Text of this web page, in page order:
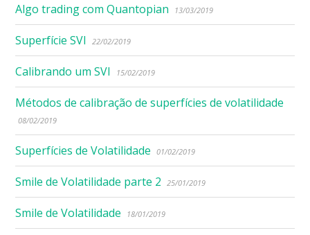
Algo trading com Quantopian 13/03/2019
Superfície SVI 22/02/2019
Calibrando um SVI 15/02/2019
Métodos de calibração de superfícies de volatilidade
08/02/2019
Superfícies de Volatilidade 01/02/2019
Smile de Volatilidade parte 2 25/01/2019
Smile de Volatilidade 18/01/2019